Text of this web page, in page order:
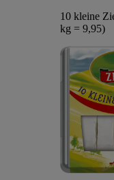
10 kleine
kg = 9,95)